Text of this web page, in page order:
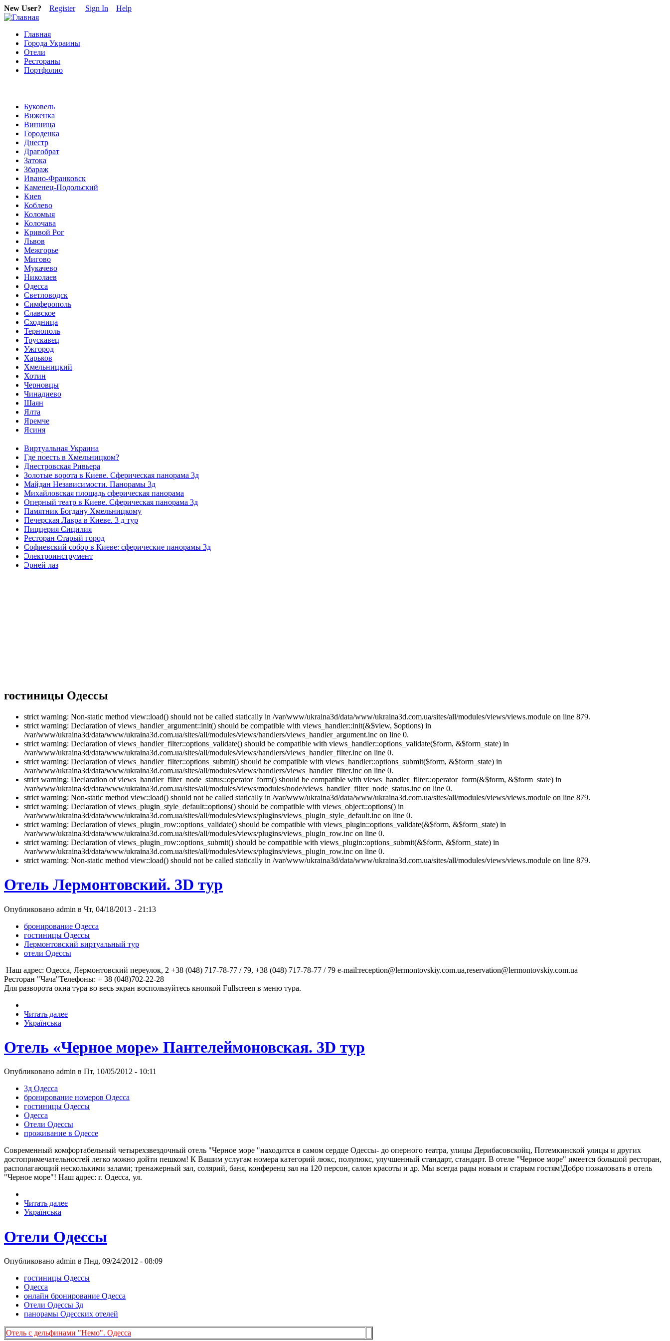
New User? Register Sign In Help
Главная
Города Украины
Отели
Рестораны
Портфолио
Буковель
Виженка
Винница
Городенка
Днестр
Драгобрат
Затока
Збараж
Ивано-Франковск
Каменец-Подольский
Киев
Коблево
Коломыя
Колочава
Кривой Рог
Львов
Межгорье
Мигово
Мукачево
Николаев
Одесса
Светловодск
Симферополь
Славское
Сходница
Тернополь
Трускавец
Ужгород
Харьков
Хмельницкий
Хотин
Черновцы
Чинадиево
Шаян
Ялта
Яремче
Ясиня
Виртуальная Украина
Где поесть в Хмельницком?
Днестровская Ривьера
Золотые ворота в Киеве. Сферическая панорама 3д
Майдан Независимости. Панорамы 3д
Михайловская площадь сферическая панорама
Оперный театр в Киеве. Сферическая панорама 3д
Памятник Богдану Хмельницкому
Печерская Лавра в Киеве. 3 д тур
Пиццерия Сицилия
Ресторан Старый город
Софиевский собор в Киеве: сферические панорамы 3д
Электроинструмент
Эрней лаз
гостиницы Одессы
strict warning: Non-static method view::load() should not be called statically in /var/www/ukraina3d/data/www/ukraina3d.com.ua/sites/all/modules/views/views.module on line 879.
strict warning: Declaration of views_handler_argument::init() should be compatible with views_handler::init(&$view, $options) in
/var/www/ukraina3d/data/www/ukraina3d.com.ua/sites/all/modules/views/handlers/views_handler_argument.inc on line 0.
strict warning: Declaration of views_handler_filter::options_validate() should be compatible with views_handler::options_validate($form, &$form_state) in
/var/www/ukraina3d/data/www/ukraina3d.com.ua/sites/all/modules/views/handlers/views_handler_filter.inc on line 0.
strict warning: Declaration of views_handler_filter::options_submit() should be compatible with views_handler::options_submit($form, &$form_state) in
/var/www/ukraina3d/data/www/ukraina3d.com.ua/sites/all/modules/views/handlers/views_handler_filter.inc on line 0.
strict warning: Declaration of views_handler_filter_node_status::operator_form() should be compatible with views_handler_filter::operator_form(&$form, &$form_state) in
/var/www/ukraina3d/data/www/ukraina3d.com.ua/sites/all/modules/views/modules/node/views_handler_filter_node_status.inc on line 0.
strict warning: Non-static method view::load() should not be called statically in /var/www/ukraina3d/data/www/ukraina3d.com.ua/sites/all/modules/views/views.module on line 879.
strict warning: Declaration of views_plugin_style_default::options() should be compatible with views_object::options() in
/var/www/ukraina3d/data/www/ukraina3d.com.ua/sites/all/modules/views/plugins/views_plugin_style_default.inc on line 0.
strict warning: Declaration of views_plugin_row::options_validate() should be compatible with views_plugin::options_validate(&$form, &$form_state) in
/var/www/ukraina3d/data/www/ukraina3d.com.ua/sites/all/modules/views/plugins/views_plugin_row.inc on line 0.
strict warning: Declaration of views_plugin_row::options_submit() should be compatible with views_plugin::options_submit(&$form, &$form_state) in
/var/www/ukraina3d/data/www/ukraina3d.com.ua/sites/all/modules/views/plugins/views_plugin_row.inc on line 0.
strict warning: Non-static method view::load() should not be called statically in /var/www/ukraina3d/data/www/ukraina3d.com.ua/sites/all/modules/views/views.module on line 879.
Отель Лермонтовский. 3D тур
Опубликовано admin в Чт, 04/18/2013 - 21:13
бронирование Одесса
гостиницы Одессы
Лермонтовский виртуальный тур
отели Одессы
Наш адрес: Одесса, Лермонтовский переулок, 2 +38 (048) 717-78-77 / 79, +38 (048) 717-78-77 / 79 e-mail:reception@lermontovskiy.com.ua,reservation@lermontovskiy.com.ua
Ресторан "Чача"Телефоны: + 38 (048)702-22-28
Для разворота окна тура во весь экран воспользуйтесь кнопкой Fullscreen в меню тура.
Читать далее
Українська
Отель «Черное море» Пантелеймоновская. 3D тур
Опубликовано admin в Пт, 10/05/2012 - 10:11
3д Одесса
бронирование номеров Одесса
гостиницы Одессы
Одесса
Отели Одессы
проживание в Одессе
Современный комфортабельный четырехзвездочный отель "Черное море "находится в самом сердце Одессы- до оперного театра, улицы Дерибасовскойц, Потемкинской улицы и других
достопримечательностей легко можно дойти пешком! К Вашим услугам номера категорий люкс, полулюкс, улучшенный стандарт, стандарт. В отеле "Черное море" имеется большой ресторан,
располагающий несколькими залами; тренажерный зал, солярий, баня, конференц зал на 120 персон, салон красоты и др. Мы всегда рады новым и старым гостям!Добро пожаловать в отель
"Черное море"! Наш адрес: г. Одесса, ул.
Читать далее
Українська
Отели Одессы
Опубликовано admin в Пнд, 09/24/2012 - 08:09
гостиницы Одессы
Одесса
онлайн бронирование Одесса
Отели Одессы 3д
панорамы Одесских отелей
Отель с дельфинами "Немо". Одесса